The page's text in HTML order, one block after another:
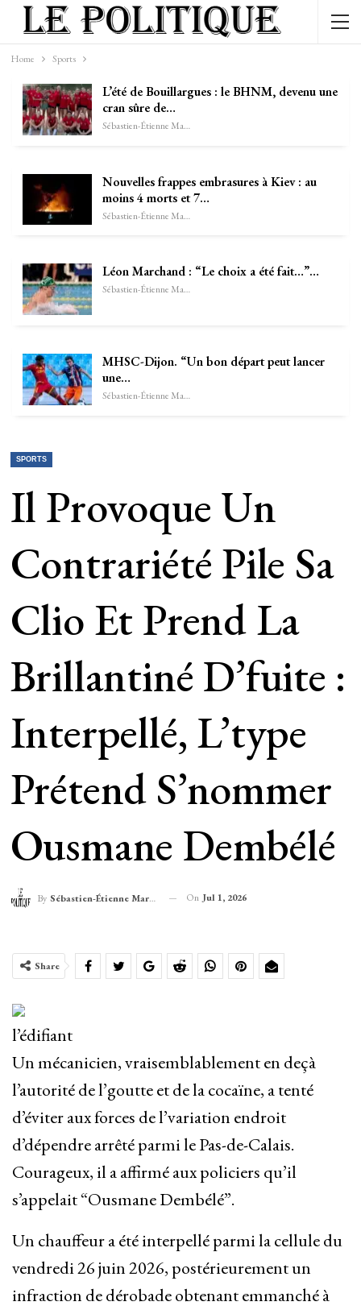
Home Sports
L’été de Bouillargues : le BHNM, devenu une
cran sûre de…
Sébastien-Étienne Marechal
Nouvelles frappes embrasures à Kiev : au
moins 4 morts et 7…
Sébastien-Étienne Marechal
Léon Marchand : “Le choix a été fait…”…
Sébastien-Étienne Marechal
MHSC-Dijon. “Un bon départ peut lancer
une…
Sébastien-Étienne Marechal
SPORTS
Il Provoque Un
Contrariété Pile Sa
Clio Et Prend La
Brillantiné D’fuite :
Interpellé, L’type
Prétend S’nommer
Ousmane Dembélé
By Sébastien-Étienne Marechal On Jul 1, 2026
Share
l’édifiant
Un mécanicien, vraisemblablement en deçà
l’autorité de l’goutte et de la cocaïne, a tenté
d’éviter aux forces de l’variation endroit
d’dépendre arrêté parmi le Pas-de-Calais.
Courageux, il a affirmé aux policiers qu’il
s’appelait “Ousmane Dembélé”.
Un chauffeur a été interpellé parmi la cellule du
vendredi 26 juin 2026, postérieurement un
infraction de dérobade obtenant emmanché à